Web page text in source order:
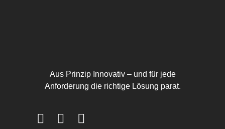
Aus Prinzip Innovativ – und für jede
Anforderung die richtige Lösung parat.